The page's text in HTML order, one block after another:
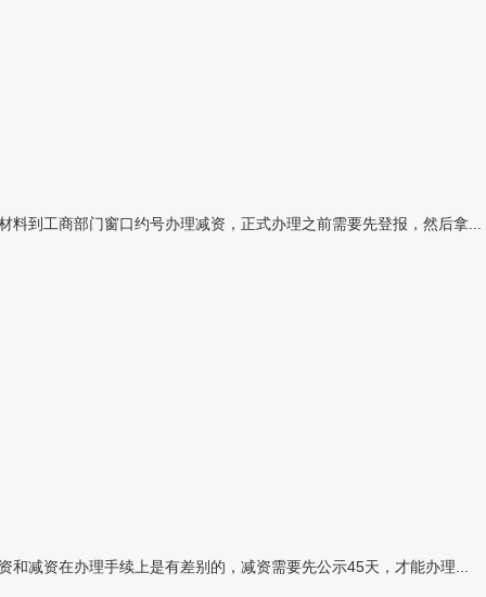
到工商部门窗口约号办理减资，正式办理之前需要先登报，然后拿...
减资在办理手续上是有差别的，减资需要先公示45天，才能办理...